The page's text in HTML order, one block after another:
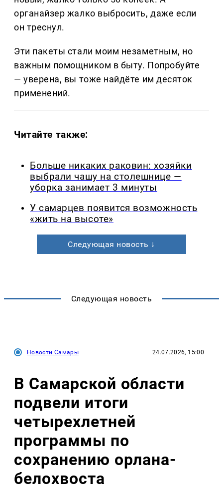
органайзер жалко выбросить, даже если
он треснул.
Эти пакеты стали моим незаметным, но
важным помощником в быту. Попробуйте
— уверена, вы тоже найдёте им десяток
применений.
Читайте также:
Больше никаких раковин: хозяйки
выбрали чашу на столешнице —
уборка занимает 3 минуты
У самарцев появится возможность
«жить на высоте»
Следующая новость ↓
Следующая новость
Новости Самары 24.07.2026, 15:00
В Самарской области
подвели итоги
четырехлетней
программы по
сохранению орлана-
белохвоста